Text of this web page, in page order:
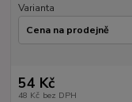
Varianta
54 Kč
48 Kč bez DPH